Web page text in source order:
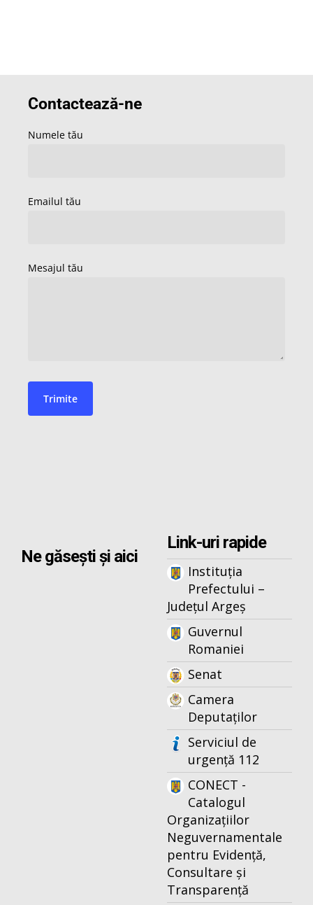
Ne găsești și aici
Link-uri rapide
Instituția
Prefectului –
Județul Argeș
Guvernul
Romaniei
Senat
Camera
Deputaților
Serviciul de
urgență 112
CONECT -
Catalogul
Organizațiilor
Neguvernamentale
pentru Evidență,
Consultare și
Transparență